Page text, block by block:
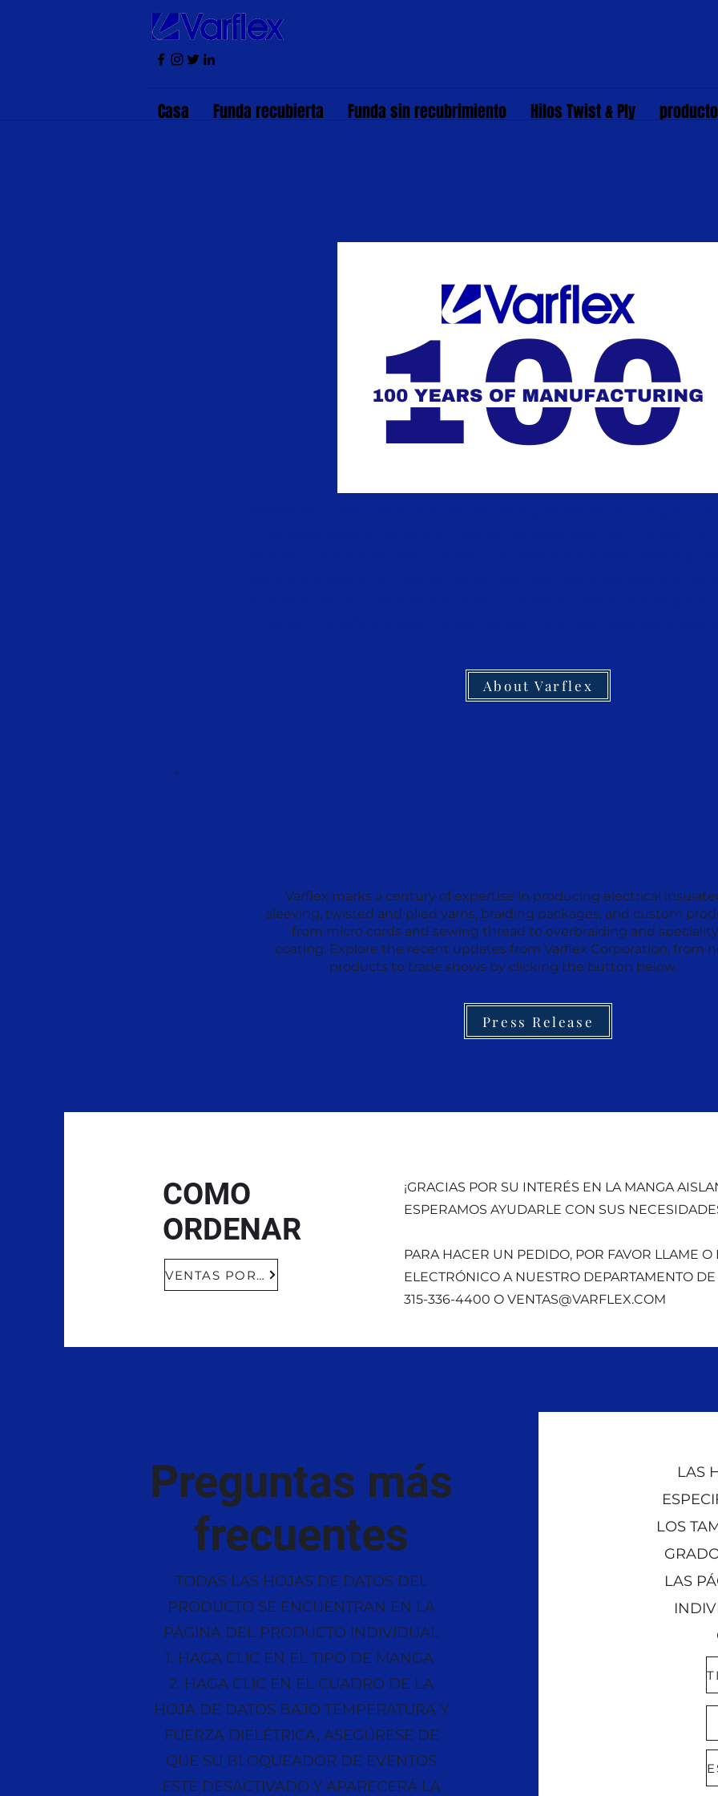
Casa Funda recubierta Funda sin recubrimiento Hilos Twist & Ply
About Varflex
Varflex marks a century of expertise in producing electrical
sleeving, twisted and plied yarns, braiding packages, and custom
from micro cords and sewing thread to overbraiding and speciality
coating. Explore the recent updates from Varflex Corporation, from
products to trade shows by clicking the button below.
Press Release
COMO
ORDENAR
VENTAS POR CORREO ELECTRÓNICO
¡GRACIAS POR SU INTERÉS EN LA MANGA
ESPERAMOS AYUDARLE CON SUS
PARA HACER UN PEDIDO, POR FAVOR LLAME
ELECTRÓNICO A NUESTRO DEPARTAMENTO DE
315-336-4400 O VENTAS@VARFLEX.COM
Preguntas más
frecuentes
TODAS LAS HOJAS DE DATOS DEL
PRODUCTO SE ENCUENTRAN EN LA
PÁGINA DEL PRODUCTO INDIVIDUAL
1. HAGA CLIC EN EL TIPO DE MANGA
2. HAGA CLIC EN EL CUADRO DE LA
HOJA DE DATOS BAJO TEMPERATURA Y
FUERZA DIELÉTRICA, ASEGÚRESE DE
QUE SU BLOQUEADOR DE EVENTOS
ESTÉ DESACTIVADO Y APARECERÁ LA
LAS
LOS
LAS